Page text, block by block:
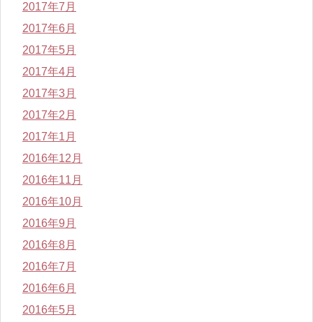
2017年7月
2017年6月
2017年5月
2017年4月
2017年3月
2017年2月
2017年1月
2016年12月
2016年11月
2016年10月
2016年9月
2016年8月
2016年7月
2016年6月
2016年5月